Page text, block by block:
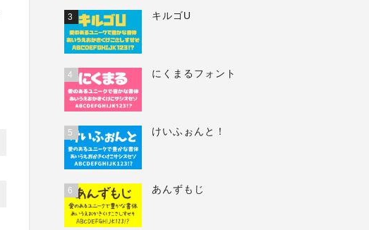
3 キルゴU
4 にくまるフォント
5 けいふぉんと！
6 あんずもじ